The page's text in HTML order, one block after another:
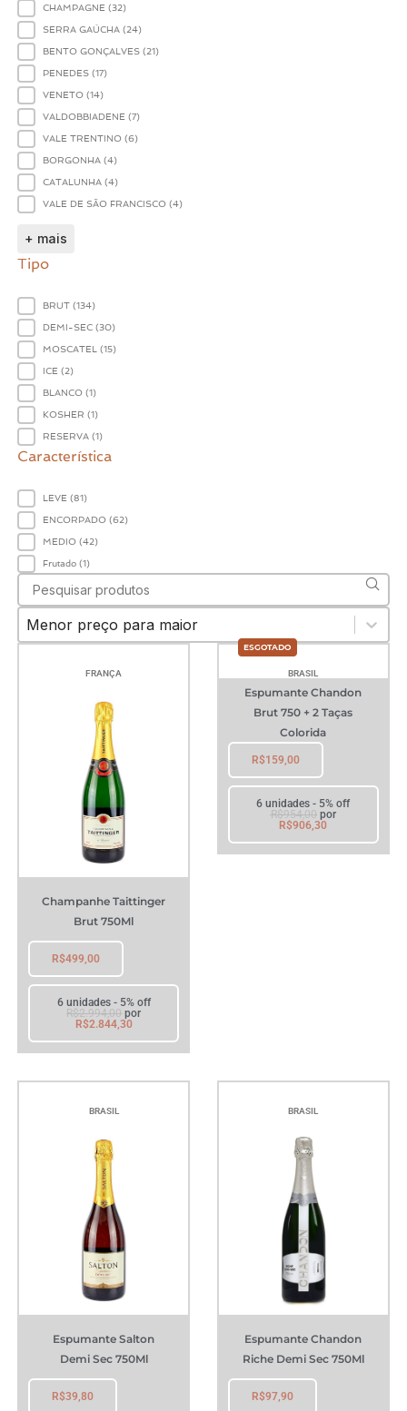
Região
CHAMPAGNE(32)
SERRA GAÚCHA(24)
BENTO GONÇALVES(21)
PENEDES(17)
VENETO(14)
VALDOBBIADENE(7)
VALE TRENTINO(6)
BORGONHA(4)
CATALUNHA(4)
VALE DE SÃO FRANCISCO(4)
+ mais
Tipo
TipoBRUT(134)
DEMI-SEC(30)
MOSCATEL(15)
ICE(2)
BLANCO(1)
KOSHER(1)
RESERVA(1)
Característica
Característica
LEVE(81)
ENCORPADO(62)
MEDIO(42)
Frutado(1)
Maior / Menor
Sort content
FRANÇA
Champanhe Taittinger
Brut 750Ml
R$499,00
6 unidades - 5% off
R$2.994,00por
R$2.844,30
BRASIL
Espumante Chandon
Brut 750 + 2 Taças
Colorida
R$159,00
6 unidades - 5% off
R$954,00por
R$906,30
BRASIL
Espumante Salton
Demi Sec 750Ml
R$39,80
BRASIL
Espumante Chandon
Riche Demi Sec 750Ml
R$97,90